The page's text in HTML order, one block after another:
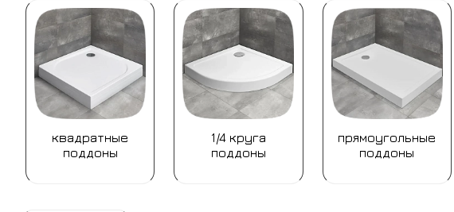
квадратные
поддоны
1/4 круга
поддоны
прямоугольные
поддоны